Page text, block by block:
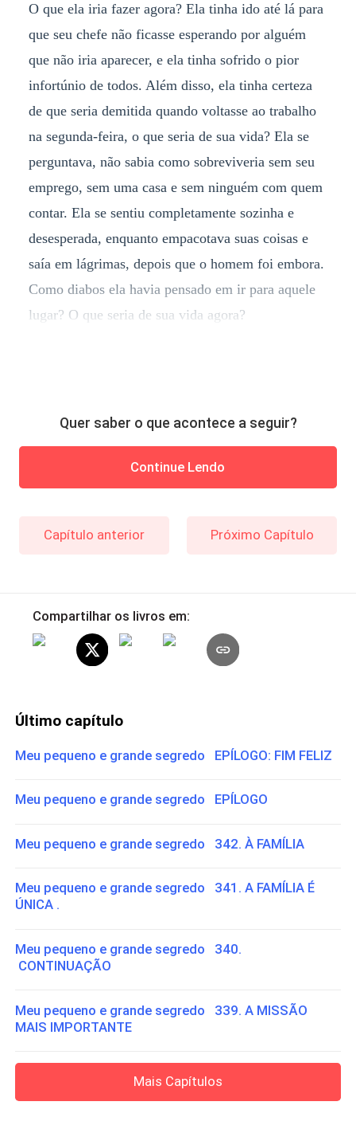
O que ela iria fazer agora? Ela tinha ido até lá para
que seu chefe não ficasse esperando por alguém
que não iria aparecer, e ela tinha sofrido o pior
infortúnio de todos. Além disso, ela tinha certeza
de que seria demitida quando voltasse ao trabalho
na segunda-feira, o que seria de sua vida? Ela se
perguntava, não sabia como sobreviveria sem seu
emprego, sem uma casa e sem ninguém com quem
contar. Ela se sentiu completamente sozinha e
desesperada, enquanto empacotava suas coisas e
saía em lágrimas, depois que o homem foi embora.
Como diabos ela havia pensado em ir para aquele
lugar? O que seria de sua vida agora?
Quer saber o que acontece a seguir?
Continue Lendo
Capítulo anterior Próximo Capítulo
Compartilhar os livros em:
Último capítulo
Meu pequeno e grande segredo EPÍLOGO: FIM FELIZ
Meu pequeno e grande segredo EPÍLOGO
Meu pequeno e grande segredo 342. À FAMÍLIA
Meu pequeno e grande segredo 341. A FAMÍLIA É
ÚNICA .
Meu pequeno e grande segredo 340.
CONTINUAÇÃO
Meu pequeno e grande segredo 339. A MISSÃO
MAIS IMPORTANTE
Mais Capítulos